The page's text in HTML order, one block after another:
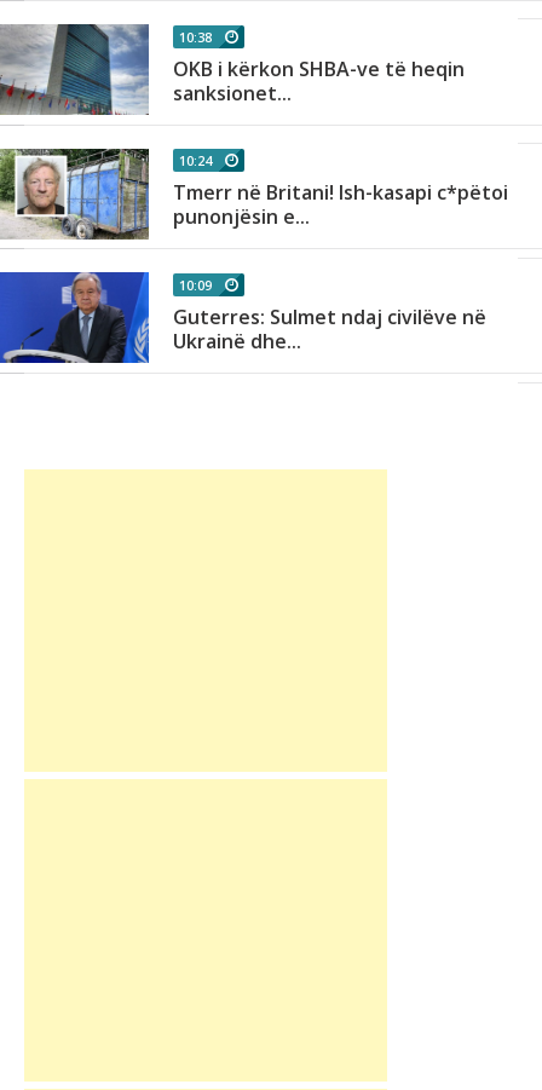
10:38
OKB i kërkon SHBA-ve të heqin
sanksionet...
10:24
Tmerr në Britani! Ish-kasapi c*pëtoi
punonjësin e...
10:09
Guterres: Sulmet ndaj civilëve në
Ukrainë dhe...